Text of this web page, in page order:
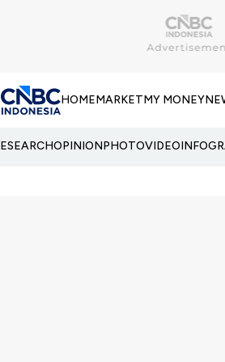
HOMEMARKETMY MONEY
OPINIONPHOTOVIDEO